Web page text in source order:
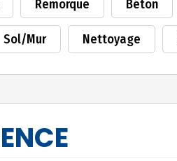
Remorque Béton
Sol/Mur Nettoyage